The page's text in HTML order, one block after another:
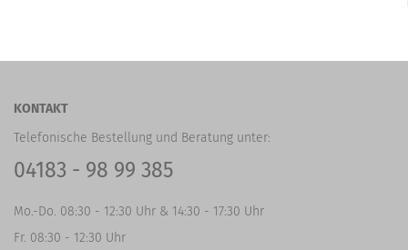
KONTAKT
Telefonische Bestellung und Beratung unter:
04183 - 98 99 385
Mo.-Do. 08:30 - 12:30 Uhr & 14:30 - 17:30 Uhr
Fr. 08:30 - 12:30 Uhr